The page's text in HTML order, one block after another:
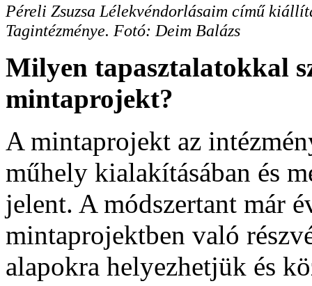
Péreli Zsuzsa Lélekvéndorlásaim című
Tagintézménye. Fotó: Deim Balázs
Milyen tapasztalatokkal
mintaprojekt?
A mintaprojekt az
műhely kialakításában és
jelent. A módszertant már
mintaprojektben való
alapokra helyezhetjük és